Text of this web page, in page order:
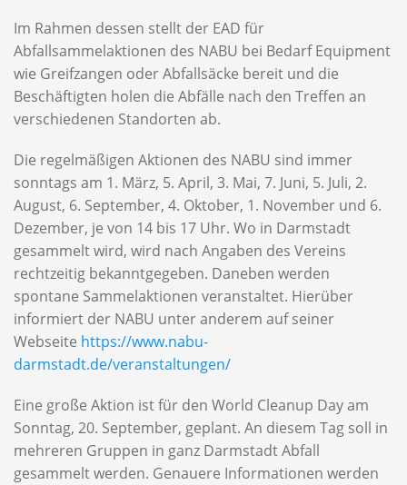
Im Rahmen dessen stellt der EAD für
Abfallsammelaktionen des NABU bei Bedarf Equipment
wie Greifzangen oder Abfallsäcke bereit und die
Beschäftigten holen die Abfälle nach den Treffen an
verschiedenen Standorten ab.
Die regelmäßigen Aktionen des NABU sind immer
sonntags am 1. März, 5. April, 3. Mai, 7. Juni, 5. Juli, 2.
August, 6. September, 4. Oktober, 1. November und 6.
Dezember, je von 14 bis 17 Uhr. Wo in Darmstadt
gesammelt wird, wird nach Angaben des Vereins
rechtzeitig bekanntgegeben. Daneben werden
spontane Sammelaktionen veranstaltet. Hierüber
informiert der NABU unter anderem auf seiner
Webseite https://www.nabu-
darmstadt.de/veranstaltungen/
Eine große Aktion ist für den World Cleanup Day am
Sonntag, 20. September, geplant. An diesem Tag soll in
mehreren Gruppen in ganz Darmstadt Abfall
gesammelt werden. Genauere Informationen werden